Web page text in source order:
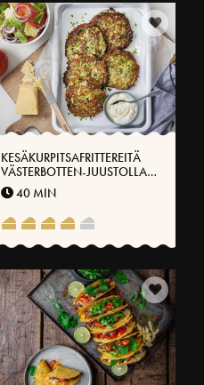
KESÄKURPITSAFRITTEREITÄ
VÄSTERBOTTEN-JUUSTOLLA®,
TOMAATTISALAATILLA JA
JOGURTTIKASTIKKEELLA
40 MIN